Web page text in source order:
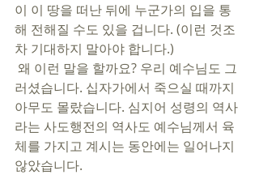
이 이 땅을 떠난 뒤에 누군가의 입을 통
해 전해질 수도 있을 겁니다. (이런 것조
차 기대하지 말아야 합니다.)
러셨습니다. 십자가에서 죽으실 때까지
아무도 몰랐습니다. 심지어 성령의 역사
라는 사도행전의 역사도 예수님께서 육
체를 가지고 계시는 동안에는 일어나지
않았습니다.